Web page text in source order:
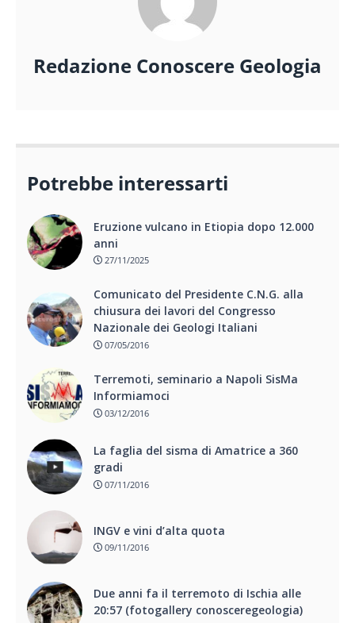
Redazione Conoscere Geologia
Potrebbe interessarti
Eruzione vulcano in Etiopia dopo 12.000
anni
27/11/2025
Comunicato del Presidente C.N.G. alla
chiusura dei lavori del Congresso
Nazionale dei Geologi Italiani
07/05/2016
Terremoti, seminario a Napoli SisMa
Informiamoci
03/12/2016
La faglia del sisma di Amatrice a 360
gradi
07/11/2016
INGV e vini d’alta quota
09/11/2016
Due anni fa il terremoto di Ischia alle
20:57 (fotogallery conosceregeologia)